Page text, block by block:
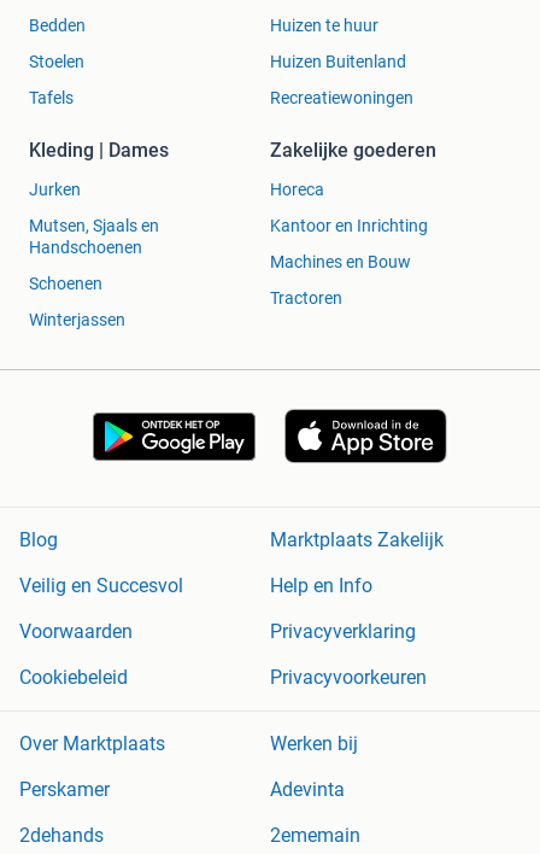
Temperatuurvoeler (temperatuursensor)
Starter (startmotor)
Krukassensor
Extra verlichting (verstralers)
Autoaccu
Sensoren
Knipperlicht schakelaar (stuurkolomschakelaar)
Spanningsregelaar
Oliedrukschakelaar (oliedruksensor)
Parkeerhulp (parkeersensoren)
Koelmiddeltemperatuursensor
Koplamphoogteregeling
Gasklep positiesensor
Knipperrelais
Centrale deurvergrendeling
Brandstofniveau sensor
Starter solenoid
Koolborstels dynamo
Map-sensor
REINIGEN VAN RUITEN
Ruitenwisserarm
Ruitensproeierpomp
Bedden
Stoelen
Tafels
Huizen te huur
Huizen Buitenland
Recreatiewoningen
Kleding | Dames
Jurken
Mutsen, Sjaals en
Handschoenen
Schoenen
Winterjassen
Zakelijke goederen
Horeca
Kantoor en Inrichting
Machines en Bouw
Tractoren
Blog
Marktplaats Zakelijk
Veilig en Succesvol
Help en Info
Voorwaarden
Privacyverklaring
Cookiebeleid
Privacyvoorkeuren
Over Marktplaats
Werken bij
Perskamer
Adevinta
2dehands
2ememain